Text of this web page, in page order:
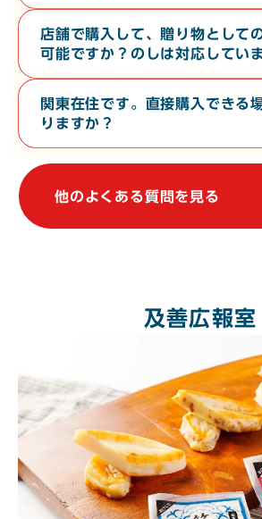
お届け先の地域や、常温便・冷蔵便・冷凍便
て異なります。オンラインショップの ご利用
さい。
店舗で購入して、贈り物として
可能ですか？のしは対応してい
店舗からの地方発送（クロネコヤマト便）、
も行なっております。
関東在住です。直接購入できる
りますか？
関東地方で常時販売している店舗はございま
野駅や大宮駅での物産展に出店しております
他のよくある質問を見る
及善広報室